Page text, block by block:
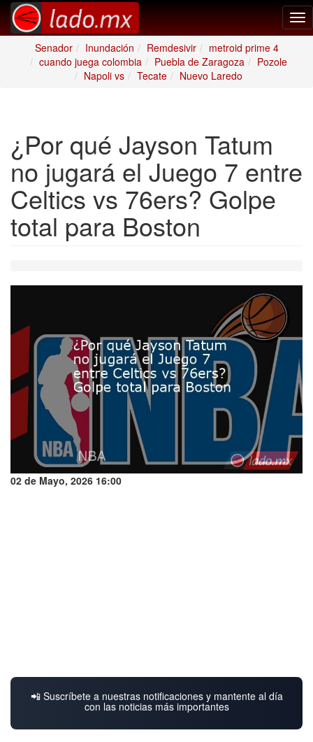
Senador
Inundación Remdesivir
metroid prime 4
cuando juega colombia
Puebla de Zaragoza
Pozole
Napoli vs
Tecate Nuevo Laredo
¿Por qué Jayson Tatum
no jugará el Juego 7 entre
Celtics vs 76ers? Golpe
total para Boston
02 de Mayo, 2026 16:00
📲 Suscríbete a nuestras notificaciones y mantente al día
con las noticias más importantes